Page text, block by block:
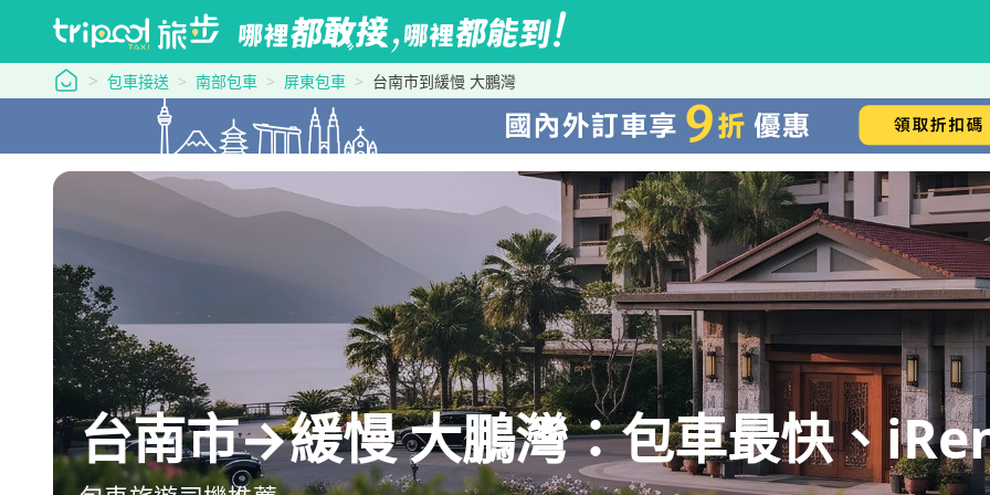
tripool 旅步
包車接送 南部包車 屏東包車 台南市到緩慢 大鵬灣
台南市→緩慢 大鵬灣：包車最快、